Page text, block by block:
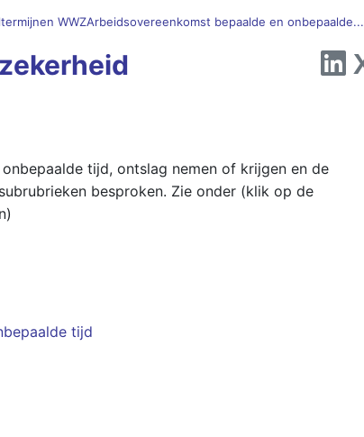
WWZArbeidsovereenkomst bepaalde en onbepaalde...
tijd, ontslag nemen of krijgen en de
besproken. Zie onder (klik op de
tijd